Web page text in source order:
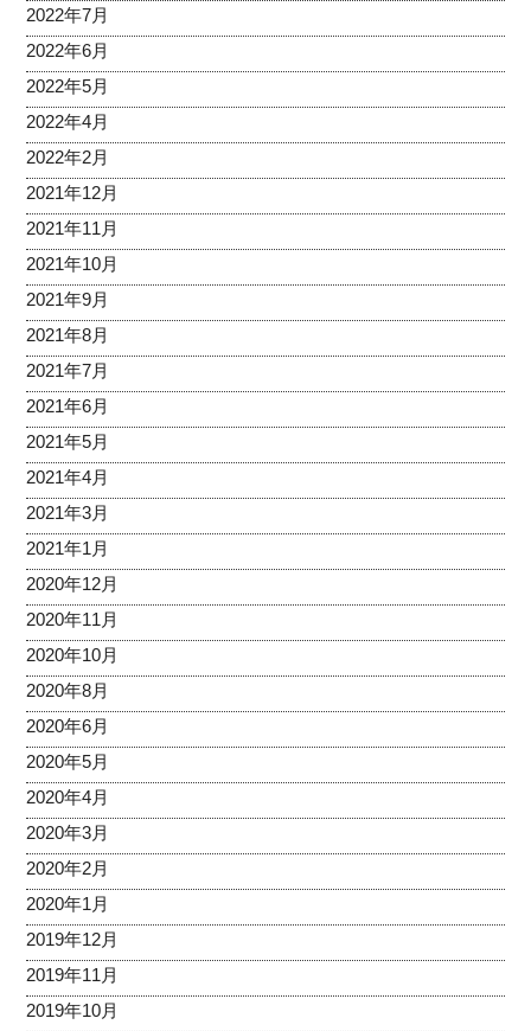
2022年7月
2022年6月
2022年5月
2022年4月
2022年2月
2021年12月
2021年11月
2021年10月
2021年9月
2021年8月
2021年7月
2021年6月
2021年5月
2021年4月
2021年3月
2021年1月
2020年12月
2020年11月
2020年10月
2020年8月
2020年6月
2020年5月
2020年4月
2020年3月
2020年2月
2020年1月
2019年12月
2019年11月
2019年10月